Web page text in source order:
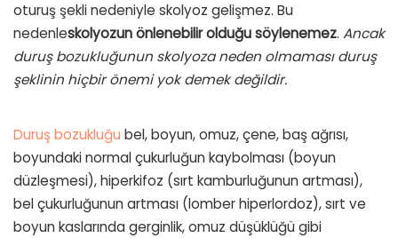
oturuş şekli nedeniyle skolyoz gelişmez. Bu
nedenleskolyozunönlenebilirolduğusöylenemez. Ancak
duruş bozukluğunun skolyoza neden olmaması duruş
şeklinin hiçbir önemi yok demek değildir.
Duruş bozukluğu bel, boyun, omuz, çene, baş ağrısı,
boyundaki normal çukurluğun kaybolması (boyun
düzleşmesi), hiperkifoz (sırt kamburluğunun artması),
bel çukurluğunun artması (lomber hiperlordoz), sırt ve
boyun kaslarında gerginlik, omuz düşüklüğü gibi